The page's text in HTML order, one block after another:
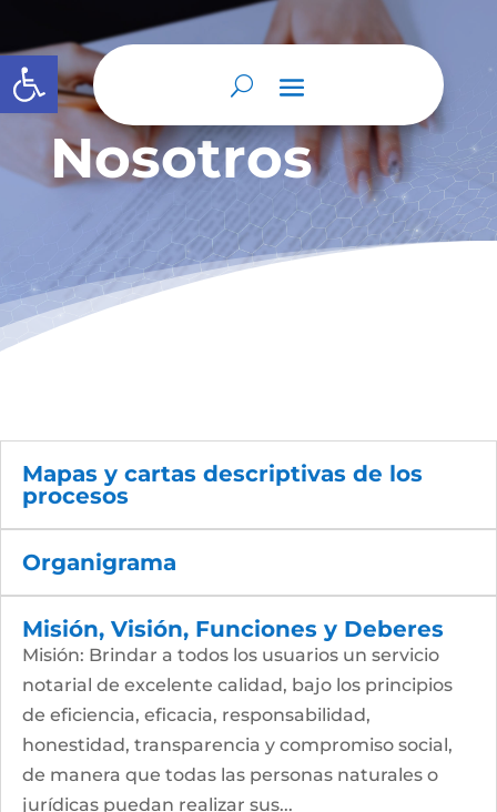
Abrir barra de herramientas
Nosotros
Mapas y cartas descriptivas de los
procesos
Organigrama
Misión, Visión, Funciones y Deberes
Misión: Brindar a todos los usuarios un servicio
notarial de excelente calidad, bajo los principios
de eficiencia, eficacia, responsabilidad,
honestidad, transparencia y compromiso social,
de manera que todas las personas naturales o
jurídicas puedan realizar sus...